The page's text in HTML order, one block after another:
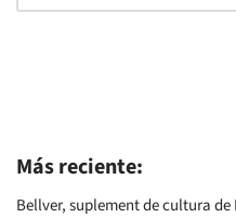
Más reciente:
Bellver, suplement de cultura